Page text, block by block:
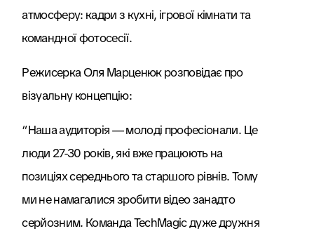
атмосферу: кадри з кухні, ігрової кімнати та
командної фотосесії.
Режисерка Оля Марценюк розповідає про
візуальну концепцію:
“Наша аудиторія — молоді професіонали. Це
люди 27-30 років, які вже працюють на
позиціях середнього та старшого рівнів. Тому
ми не намагалися зробити відео занадто
серйозним. Команда TechMagic дуже дружня